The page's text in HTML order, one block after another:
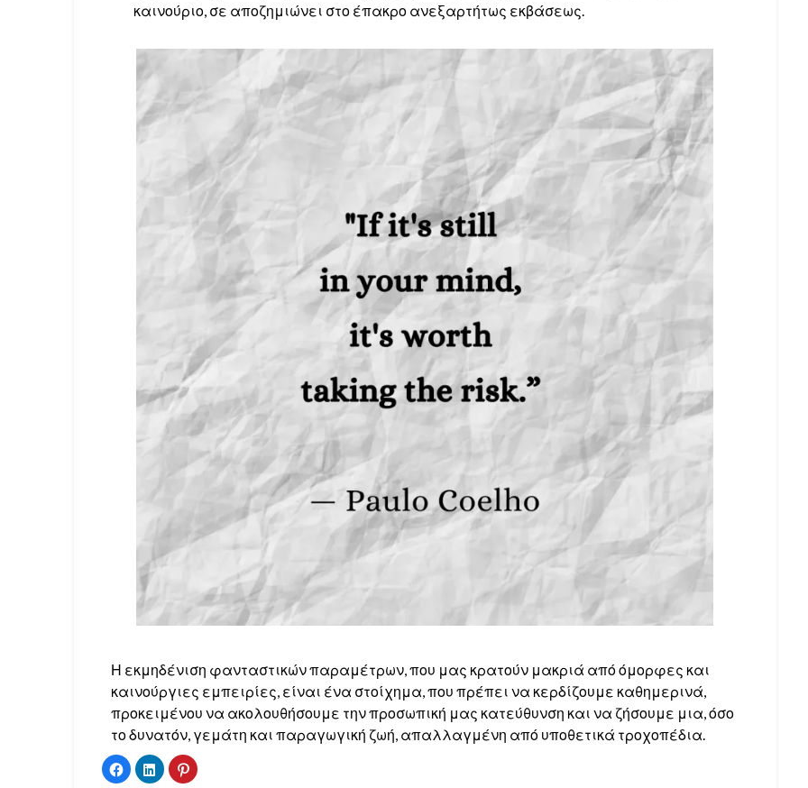
καινούριο, σε αποζημιώνει στο έπακρο ανεξαρτήτως εκβάσεως.
Η εκμηδένιση φανταστικών παραμέτρων, που μας κρατούν μακριά από όμορφες και
καινούργιες εμπειρίες, είναι ένα στοίχημα, που πρέπει να κερδίζουμε καθημερινά,
προκειμένου να ακολουθήσουμε την προσωπική μας κατεύθυνση και να ζήσουμε μια, όσο
το δυνατόν, γεμάτη και παραγωγική ζωή, απαλλαγμένη από υποθετικά τροχοπέδια.
Click
to
Click
to
Click
to